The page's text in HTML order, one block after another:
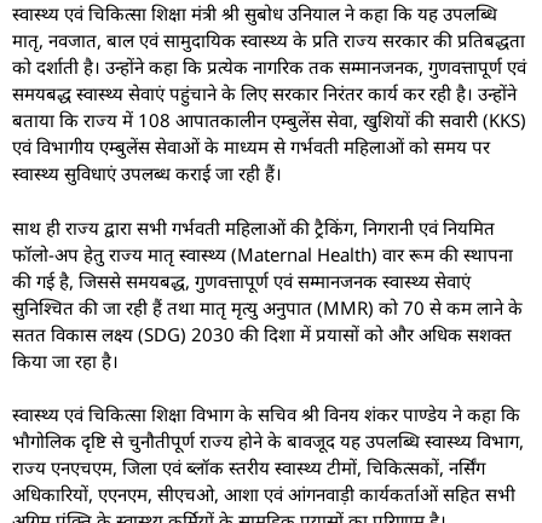
स्वास्थ्य एवं चिकित्सा शिक्षा मंत्री श्री सुबोध उनियाल ने कहा कि यह उपलब्धि
मातृ, नवजात, बाल एवं सामुदायिक स्वास्थ्य के प्रति राज्य सरकार की प्रतिबद्धता
को दर्शाती है। उन्होंने कहा कि प्रत्येक नागरिक तक सम्मानजनक, गुणवत्तापूर्ण एवं
समयबद्ध स्वास्थ्य सेवाएं पहुंचाने के लिए सरकार निरंतर कार्य कर रही है। उन्होंने
बताया कि राज्य में 108 आपातकालीन एम्बुलेंस सेवा, खुशियों की सवारी (KKS)
एवं विभागीय एम्बुलेंस सेवाओं के माध्यम से गर्भवती महिलाओं को समय पर
स्वास्थ्य सुविधाएं उपलब्ध कराई जा रही हैं।
साथ ही राज्य द्वारा सभी गर्भवती महिलाओं की ट्रैकिंग, निगरानी एवं नियमित
फॉलो-अप हेतु राज्य मातृ स्वास्थ्य (Maternal Health) वार रूम की स्थापना
की गई है, जिससे समयबद्ध, गुणवत्तापूर्ण एवं सम्मानजनक स्वास्थ्य सेवाएं
सुनिश्चित की जा रही हैं तथा मातृ मृत्यु अनुपात (MMR) को 70 से कम लाने के
सतत विकास लक्ष्य (SDG) 2030 की दिशा में प्रयासों को और अधिक सशक्त
किया जा रहा है।
स्वास्थ्य एवं चिकित्सा शिक्षा विभाग के सचिव श्री विनय शंकर पाण्डेय ने कहा कि
भौगोलिक दृष्टि से चुनौतीपूर्ण राज्य होने के बावजूद यह उपलब्धि स्वास्थ्य विभाग,
राज्य एनएचएम, जिला एवं ब्लॉक स्तरीय स्वास्थ्य टीमों, चिकित्सकों, नर्सिंग
अधिकारियों, एएनएम, सीएचओ, आशा एवं आंगनवाड़ी कार्यकर्ताओं सहित सभी